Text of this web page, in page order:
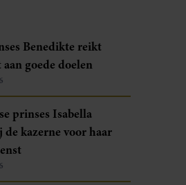
Benedikte reikt
goede doelen
prinses Isabella
kazerne voor haar